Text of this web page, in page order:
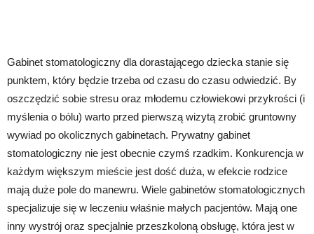
Gabinet stomatologiczny dla dorastającego dziecka stanie się
punktem, który będzie trzeba od czasu do czasu odwiedzić. By
oszczędzić sobie stresu oraz młodemu człowiekowi przykrości (i
myślenia o bólu) warto przed pierwszą wizytą zrobić gruntowny
wywiad po okolicznych gabinetach. Prywatny gabinet
stomatologiczny nie jest obecnie czymś rzadkim. Konkurencja w
każdym większym mieście jest dość duża, w efekcie rodzice
mają duże pole do manewru. Wiele gabinetów stomatologicznych
specjalizuje się w leczeniu właśnie małych pacjentów. Mają one
inny wystrój oraz specjalnie przeszkoloną obsługę, która jest w